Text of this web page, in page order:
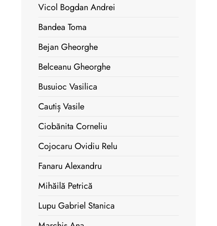
Vicol Bogdan Andrei
Bandea Toma
Bejan Gheorghe
Belceanu Gheorghe
Busuioc Vasilica
Cautiș Vasile
Ciobãnita Corneliu
Cojocaru Ovidiu Relu
Fanaru Alexandru
Mihăilă Petrică
Lupu Gabriel Stanica